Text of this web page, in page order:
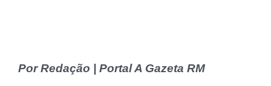
Por Redação | Portal A Gazeta RM